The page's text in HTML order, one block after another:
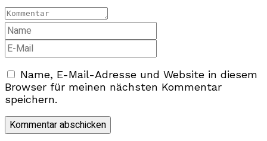
Name, E-Mail-Adresse und Website in diesem
Browser für meinen nächsten Kommentar
speichern.